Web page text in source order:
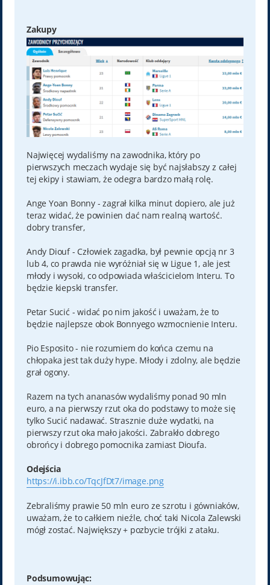
Zakupy
Najwięcej wydaliśmy na zawodnika, który po
pierwszych meczach wydaje się być najsłabszy z całej
tej ekipy i stawiam, że odegra bardzo małą rolę.
Ange Yoan Bonny - zagrał kilka minut dopiero, ale już
teraz widać, że powinien dać nam realną wartość.
dobry transfer,
Andy Diouf - Człowiek zagadka, był pewnie opcją nr 3
lub 4, co prawda nie wyróżniał się w Ligue 1, ale jest
młody i wysoki, co odpowiada właścicielom Interu. To
będzie kiepski transfer.
Petar Sucić - widać po nim jakość i uważam, że to
będzie najlepsze obok Bonnyego wzmocnienie Interu.
Pio Esposito - nie rozumiem do końca czemu na
chłopaka jest tak duży hype. Młody i zdolny, ale będzie
grał ogony.
Razem na tych ananasów wydaliśmy ponad 90 mln
euro, a na pierwszy rzut oka do podstawy to może się
tylko Sucić nadawać. Strasznie duże wydatki, na
pierwszy rzut oka mało jakości. Zabrakło dobrego
obrońcy i dobrego pomocnika zamiast Dioufa.
Odejścia
https://i.ibb.co/TqcJfDt7/image.png
Zebraliśmy prawie 50 mln euro ze szrotu i gówniaków,
uważam, że to całkiem nieźle, choć taki Nicola Zalewski
mógł zostać. Największy + pozbycie trójki z ataku.
Podsumowując: